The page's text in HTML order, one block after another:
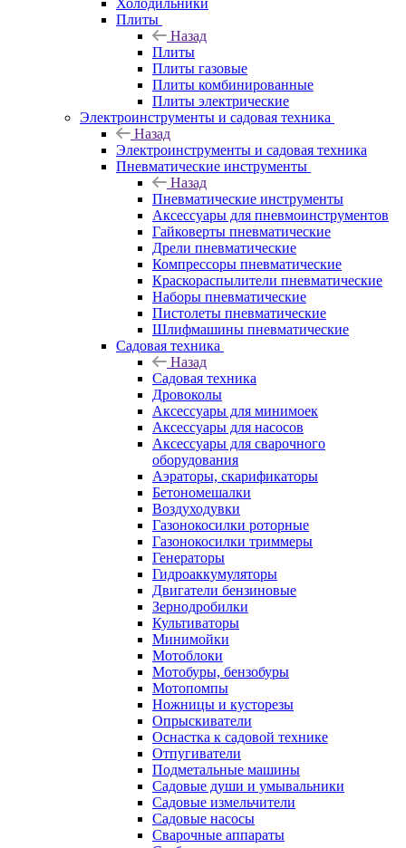
Холодильники
Плиты
Назад
Плиты
Плиты газовые
Плиты комбинированные
Плиты электрические
Электроинструменты и садовая техника
Назад
Электроинструменты и садовая техника
Пневматические инструменты
Назад
Пневматические инструменты
Аксессуары для пневмоинструментов
Гайковерты пневматические
Дрели пневматические
Компрессоры пневматические
Краскораспылители пневматические
Наборы пневматические
Пистолеты пневматические
Шлифмашины пневматические
Садовая техника
Назад
Садовая техника
Дровоколы
Аксессуары для минимоек
Аксессуары для насосов
Аксессуары для сварочного
оборудования
Аэраторы, скарификаторы
Бетономешалки
Воздуходувки
Газонокосилки роторные
Газонокосилки триммеры
Генераторы
Гидроаккумуляторы
Двигатели бензиновые
Зернодробилки
Культиваторы
Минимойки
Мотоблоки
Мотобуры, бензобуры
Мотопомпы
Ножницы и кусторезы
Опрыскиватели
Оснастка к садовой технике
Отпугиватели
Подметальные машины
Садовые души и умывальники
Садовые измельчители
Садовые насосы
Сварочные аппараты